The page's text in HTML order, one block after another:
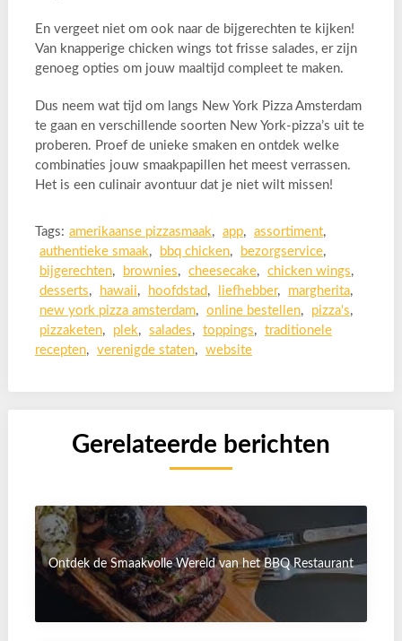
En vergeet niet om ook naar de bijgerechten te kijken!
Van knapperige chicken wings tot frisse salades, er zijn
genoeg opties om jouw maaltijd compleet te maken.
Dus neem wat tijd om langs New York Pizza Amsterdam
te gaan en verschillende soorten New York-pizza’s uit te
proberen. Proef de unieke smaken en ontdek welke
combinaties jouw smaakpapillen het meest verrassen.
Het is een culinair avontuur dat je niet wilt missen!
Tags: amerikaanse pizzasmaak, app, assortiment,
authentieke smaak, bbq chicken, bezorgservice,
bijgerechten, brownies, cheesecake, chicken wings,
desserts, hawaii, hoofdstad, liefhebber, margherita,
new york pizza amsterdam, online bestellen, pizza's,
pizzaketen, plek, salades, toppings, traditionele
recepten, verenigde staten, website
Gerelateerde berichten
Ontdek de Smaakvolle Wereld van het BBQ Restaurant